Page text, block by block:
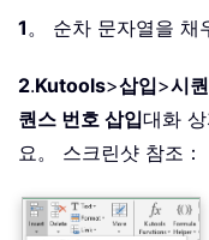
1 。 순차 문자열을 채
2.Kutools>삽입>시
퀀스 번호 삽입대화
요。 스크린샷 참조：